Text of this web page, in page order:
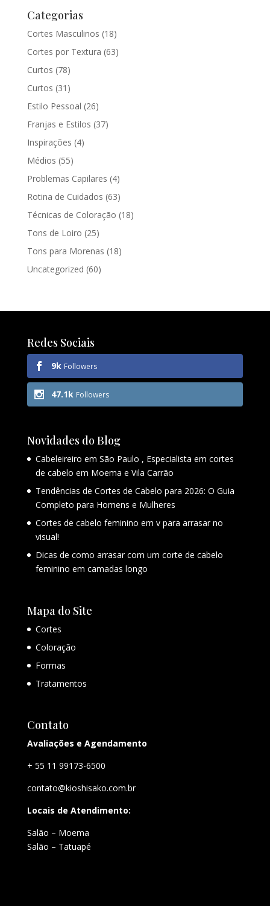
Categorias
Cortes Masculinos (18)
Cortes por Textura (63)
Curtos (78)
Curtos (31)
Estilo Pessoal (26)
Franjas e Estilos (37)
Inspirações (4)
Médios (55)
Problemas Capilares (4)
Rotina de Cuidados (63)
Técnicas de Coloração (18)
Tons de Loiro (25)
Tons para Morenas (18)
Uncategorized (60)
Redes Sociais
9k Followers
47.1k Followers
Novidades do Blog
Cabeleireiro em São Paulo , Especialista em cortes
de cabelo em Moema e Vila Carrão
Tendências de Cortes de Cabelo para 2026: O Guia
Completo para Homens e Mulheres
Cortes de cabelo feminino em v para arrasar no
visual!
Dicas de como arrasar com um corte de cabelo
feminino em camadas longo
Mapa do Site
Cortes
Coloração
Formas
Tratamentos
Contato
Avaliações e Agendamento
+ 55 11 99173-6500
contato@kioshisako.com.br
Locais de Atendimento:
Salão – Moema
Salão – Tatuapé